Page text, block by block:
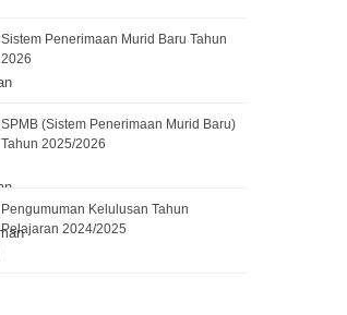
Sistem Penerimaan Murid Baru Tahun
2026
SPMB (Sistem Penerimaan Murid Baru)
Tahun 2025/2026
Pengumuman Kelulusan Tahun
Pelajaran 2024/2025